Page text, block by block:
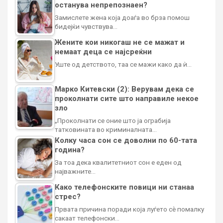
останува непрепознаен?
Замислете жена која доаѓа во брза помош
бидејќи чувствува…
Жените кои никогаш не се мажат и
немаат деца се најсреќни
Уште од детството, таа се мажи како да ѝ…
Марко Китевски (2): Верувам дека се
проколнати сите што направиле некое
зло
„Проколнати се оние што ја ограбија
татковината во криминалната…
Колку часа сон се доволни по 60-тата
година?
За тоа дека квалитетниот сон е еден од
најважните…
Како телефонските повици ни станаа
стрес?
Првата причина поради која луѓето сè помалку
сакаат телефонски…